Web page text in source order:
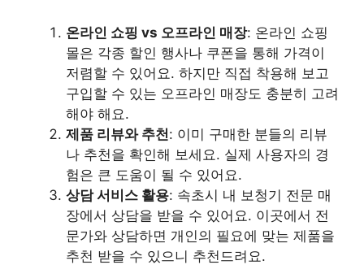
온라인 쇼핑 vs 오프라인 매장: 온라인 쇼핑
몰은 각종 할인 행사나 쿠폰을 통해 가격이
저렴할 수 있어요. 하지만 직접 착용해 보고
구입할 수 있는 오프라인 매장도 충분히 고려
해야 해요.
제품 리뷰와 추천: 이미 구매한 분들의 리뷰
나 추천을 확인해 보세요. 실제 사용자의 경
험은 큰 도움이 될 수 있어요.
상담 서비스 활용: 속초시 내 보청기 전문 매
장에서 상담을 받을 수 있어요. 이곳에서 전
문가와 상담하면 개인의 필요에 맞는 제품을
추천 받을 수 있으니 추천드려요.